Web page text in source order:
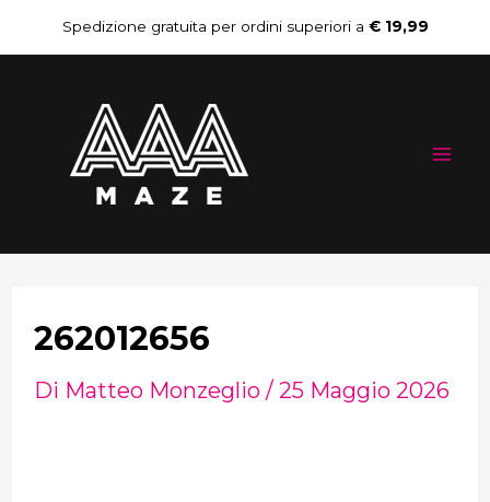
al
contenuto
Spedizione gratuita per ordini superiori a € 19,99
262012656
Di Matteo Monzeglio / 25 Maggio 2026
Navigazione
articoli